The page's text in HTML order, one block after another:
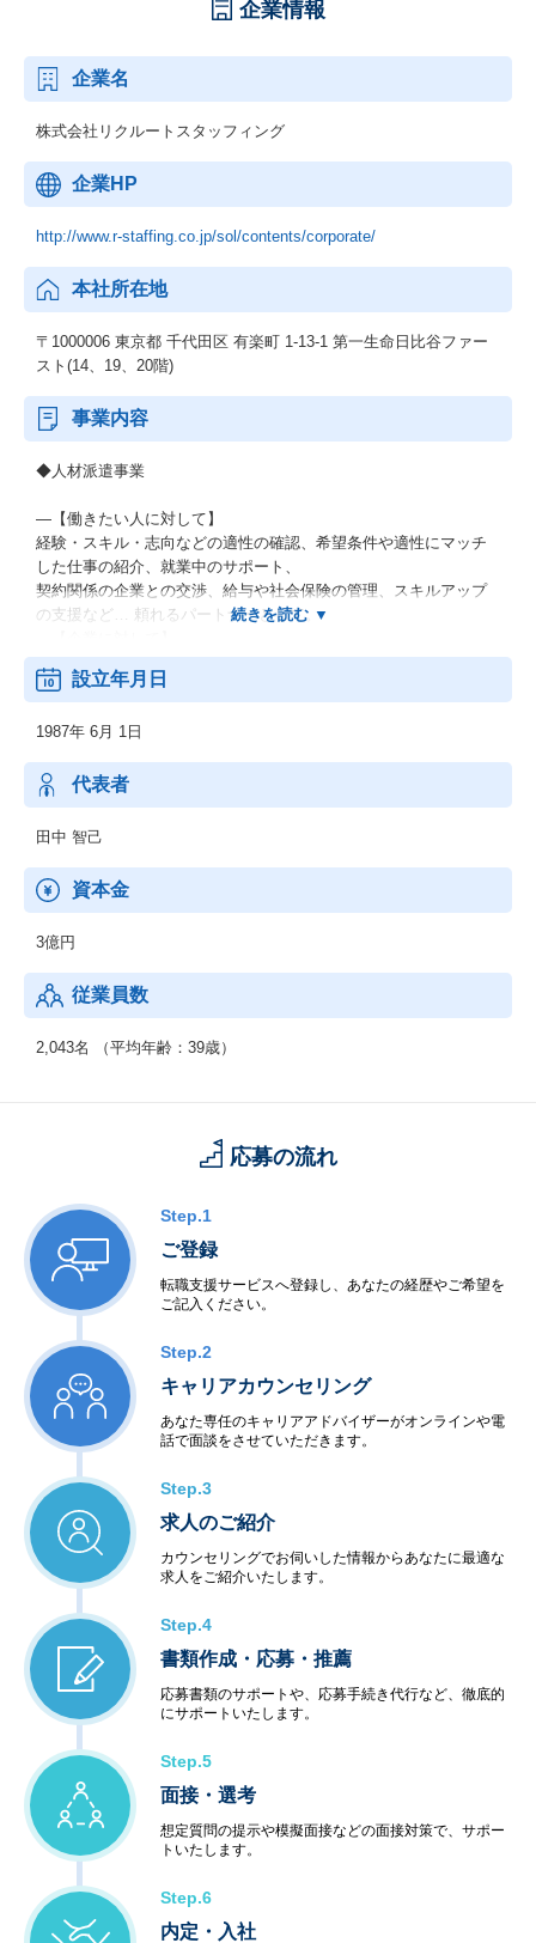
企業情報
企業名
株式会社リクルートスタッフィング
企業HP
http://www.r-staffing.co.jp/sol/contents/corporate/
本社所在地
〒1000006 東京都 千代田区 有楽町 1-13-1 第一生命日比谷ファー
スト(14、19、20階)
事業内容
◆人材派遣事業
―【働きたい人に対して】
経験・スキル・志向などの適性の確認、希望条件や適性にマッチ
した仕事の紹介、就業中のサポート、
契約関係の企業との交渉、給与や社会保険の管理、スキルアップ
の支援など… 頼れるパートナーとして。
人材戦略や人材活用についてのアドバイス、採用、就業中のマネ
ジメント、コンプライアンスの相談相手、
設立年月日
1987年 6月 1日
代表者
田中 智己
資本金
3億円
従業員数
2,043名 （平均年齢：39歳）
応募の流れ
Step.1
ご登録
転職支援サービスへ登録し、あなたの経歴やご希望を
ご記入ください。
Step.2
キャリアカウンセリング
あなた専任のキャリアアドバイザーがオンラインや電
話で面談をさせていただきます。
Step.3
求人のご紹介
カウンセリングでお伺いした情報からあなたに最適な
求人をご紹介いたします。
Step.4
書類作成・応募・推薦
応募書類のサポートや、応募手続き代行など、徹底的
にサポートいたします。
Step.5
面接・選考
想定質問の提示や模擬面接などの面接対策で、サポー
トいたします。
Step.6
内定・入社